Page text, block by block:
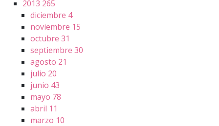
2013 265
diciembre 4
noviembre 15
octubre 31
septiembre 30
agosto 21
julio 20
junio 43
mayo 78
abril 11
marzo 10